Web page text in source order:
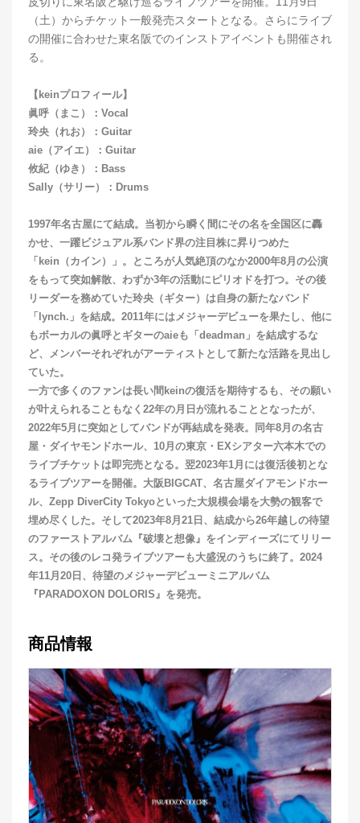
（土）からチケット一般発売スタートとなる。さらにライブ
の開催に合わせた東名阪でのインストアイベントも開催され
る。
【keinプロフィール】
眞呼（まこ）：Vocal
玲央（れお）：Guitar
aie（アイエ）：Guitar
攸紀（ゆき）：Bass
Sally（サリー）：Drums
1997年名古屋にて結成。当初から瞬く間にその名を全国区に轟
かせ、一躍ビジュアル系バンド界の注目株に昇りつめた
「kein（カイン）」。ところが人気絶頂のなか2000年8月の公演
をもって突如解散、わずか3年の活動にピリオドを打つ。その後
リーダーを務めていた玲央（ギター）は自身の新たなバンド
「lynch.」を結成。2011年にはメジャーデビューを果たし、他に
もボーカルの眞呼とギターのaieも「deadman」を結成するな
ど、メンバーそれぞれがアーティストとして新たな活路を見出し
ていた。
一方で多くのファンは長い間keinの復活を期待するも、その願い
が叶えられることもなく22年の月日が流れることとなったが、
2022年5月に突如としてバンドが再結成を発表。同年8月の名古
屋・ダイヤモンドホール、10月の東京・EXシアター六本木での
ライブチケットは即完売となる。翌2023年1月には復活後初とな
るライブツアーを開催。大阪BIGCAT、名古屋ダイアモンドホー
ル、Zepp DiverCity Tokyoといった大規模会場を大勢の観客で
埋め尽くした。そして2023年8月21日、結成から26年越しの待望
のファーストアルバム『破壊と想像』をインディーズにてリリー
ス。その後のレコ発ライブツアーも大盛況のうちに終了。2024
年11月20日、待望のメジャーデビューミニアルバム
『PARADOXON DOLORIS』を発売。
商品情報